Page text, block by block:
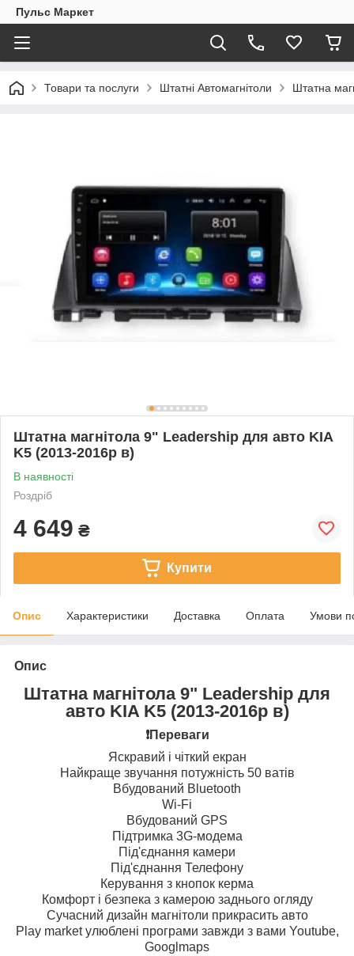
Пульс Маркет
Товари та послуги Штатні Автомагнітоли Штатна
Штатна магнітола 9" Leadership для авто KIA
K5 (2013-2016р в)
В наявності
Роздріб
4 649 ₴
Купити
Опис Характеристики Доставка Оплата Умови
Опис
Штатна магнітола 9" Leadership для
авто KIA K5 (2013-2016р в)
❗️Переваги
Яскравий і чіткий екран
Найкраще звучання потужність 50 ватів
Вбудований Bluetooth
Wi-Fi
Вбудований GPS
Підтримка 3G-модема
Під'єднання камери
Під'єднання Телефону
Керування з кнопок керма
Комфорт і безпека з камерою заднього огляду
Сучасний дизайн магнітоли прикрасить авто
Play market улюблені програми завжди з вами Youtube,
Googlmaps